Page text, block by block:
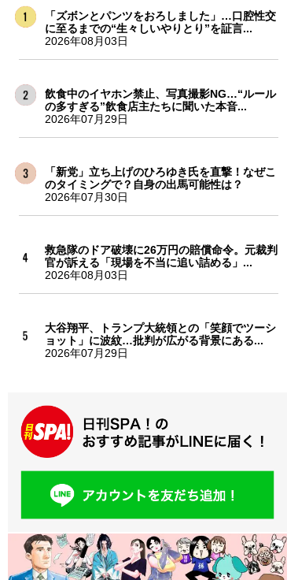
「ズボンとパンツをおろしました」…口腔性交
に至るまでの“生々しいやりとり”を証言...
2026年08月03日
飲食中のイヤホン禁止、写真撮影NG…“ルール
の多すぎる”飲食店主たちに聞いた本音...
2026年07月29日
「新党」立ち上げのひろゆき氏を直撃！なぜこ
のタイミングで？自身の出馬可能性は？
2026年07月30日
救急隊のドア破壊に26万円の賠償命令。元裁判
官が訴える「現場を不当に追い詰める」...
2026年08月03日
大谷翔平、トランプ大統領との「笑顔でツーシ
ョット」に波紋…批判が広がる背景にある...
2026年07月29日